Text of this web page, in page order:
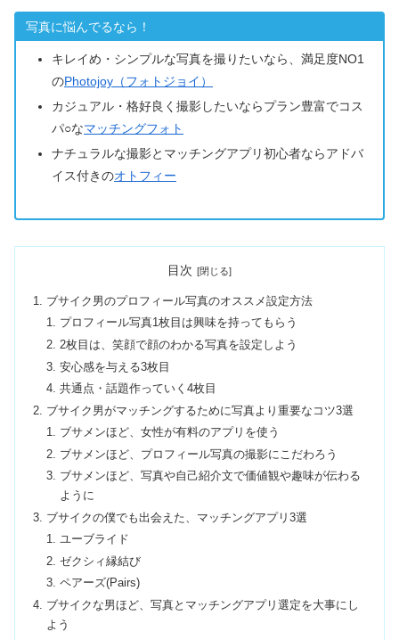
写真に悩んでるなら！
キレイめ・シンプルな写真を撮りたいなら、満足度NO1
のPhotojoy（フォトジョイ）
カジュアル・格好良く撮影したいならプラン豊富でコス
パ○なマッチングフォト
ナチュラルな撮影とマッチングアプリ初心者ならアドバ
イス付きのオトフィー
目次
ブサイク男のプロフィール写真のオススメ設定方法
プロフィール写真1枚目は興味を持ってもらう
2枚目は、笑顔で顔のわかる写真を設定しよう
安心感を与える3枚目
共通点・話題作っていく4枚目
ブサイク男がマッチングするために写真より重要なコツ3選
ブサメンほど、女性が有料のアプリを使う
ブサメンほど、プロフィール写真の撮影にこだわろう
ブサメンほど、写真や自己紹介文で価値観や趣味が伝わる
ように
ブサイクの僕でも出会えた、マッチングアプリ3選
ユーブライド
ゼクシィ縁結び
ペアーズ(Pairs)
ブサイクな男ほど、写真とマッチングアプリ選定を大事にし
よう